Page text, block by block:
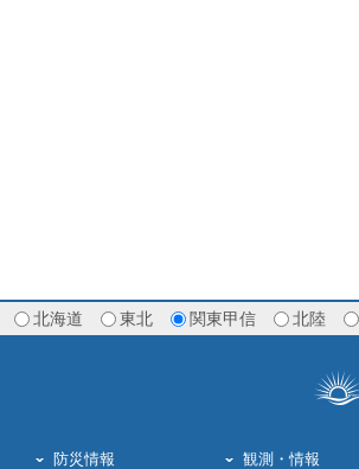
北海道 東北 関東甲信 北陸
防災情報 観測・情報